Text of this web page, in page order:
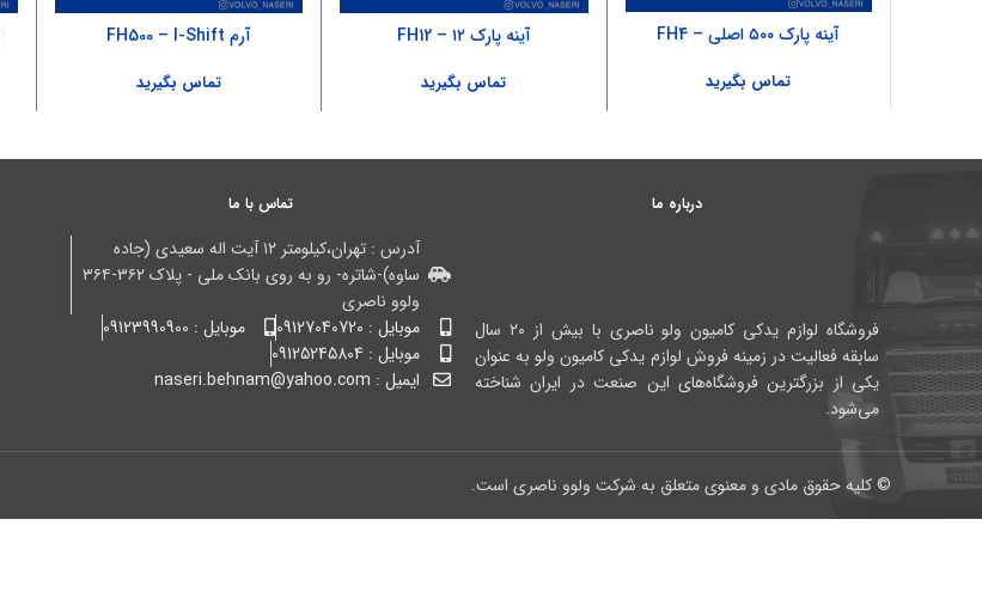
آینه پارک ۵۰۰ اصلی – FH4
تماس بگیرید
آینه پارک ۱۲ – FH12
تماس بگیرید
آرم FH500 – I-Shift
تماس بگیرید
درباره ما
فروشگاه لوازم یدکی کامیون ولو ناصری با بیش از ۲۰ سال
سابقه فعالیت در زمینه فروش لوازم یدکی کامیون ولو به عنوان
یکی از بزرگترین فروشگاه‌های این صنعت در ایران شناخته
می‌شود.
تماس با ما
آدرس : تهران،کیلومتر ۱۲ آیت اله سعیدی (جاده
ساوه)-شاتره- رو به روی بانک ملی - پلاک ۳۶۲-۳۶۴
ولوو ناصری
موبایل : 09127040720
موبایل : 09123990900
موبایل : 09125245804
ایمیل : naseri.behnam@yahoo.com
© کلیه حقوق مادی و معنوی متعلق به شرکت ولوو ناصری است.